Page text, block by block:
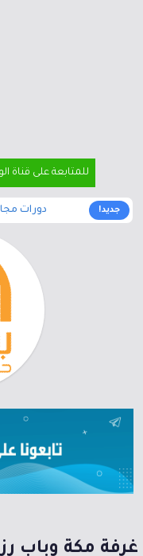
للمتابعة على قناة
جديد! دورات
غرفة مكة وباب